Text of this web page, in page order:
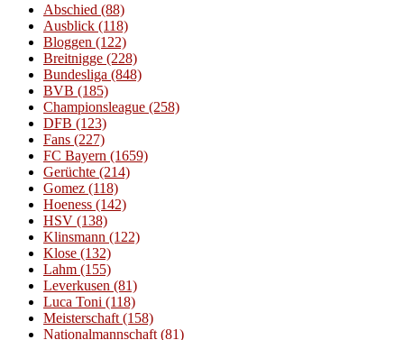
Abschied (88)
Ausblick (118)
Bloggen (122)
Breitnigge (228)
Bundesliga (848)
BVB (185)
Championsleague (258)
DFB (123)
Fans (227)
FC Bayern (1659)
Gerüchte (214)
Gomez (118)
Hoeness (142)
HSV (138)
Klinsmann (122)
Klose (132)
Lahm (155)
Leverkusen (81)
Luca Toni (118)
Meisterschaft (158)
Nationalmannschaft (81)